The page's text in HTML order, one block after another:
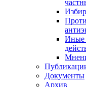
Иные
Документы
Архив